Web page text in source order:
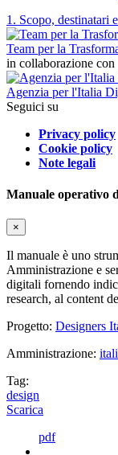
1. Scopo, destinatari
Team per la
in collaborazione con
Agenzia per l'Italia
Seguici su
Privacy policy
Cookie policy
Note legali
Manuale operativo
×
Il manuale è uno
Amministrazione e
digitali fornendo
research, al content
Progetto: Designers
Amministrazione:
Tag:
design
Scarica
pdf